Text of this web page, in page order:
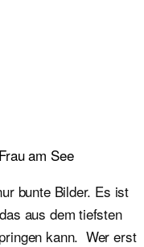
am See
bunte Bilder. Es ist
aus dem tiefsten
kann. Wer erst